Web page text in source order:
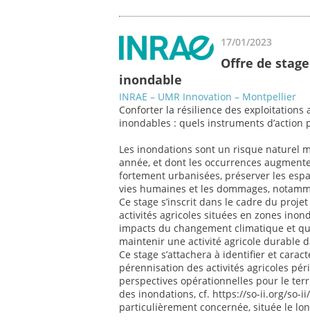
17/01/2023
Offre de
inondable
INRAE – UMR Innovation – Montpellier
Conforter la résilience des exploitations
inondables : quels instruments
Les inondations sont un risque naturel
année, et dont les occurrences
fortement urbanisées, préserver les
vies humaines et les dommages,
Ce stage s’inscrit dans le cadre du
activités agricoles situées en zones
impacts du changement climatique et
maintenir une activité agricole durable
Ce stage s’attachera à identifier et
pérennisation des activités agricoles
perspectives opérationnelles pour le
des inondations, cf. https://so-ii.org/so-
particulièrement concernée, située le